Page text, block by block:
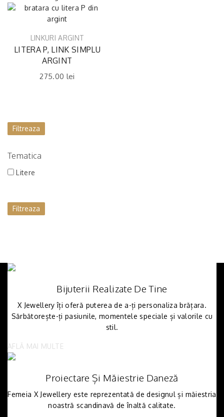
LINKURI ARGINT
LITERA P, LINK SIMPLU
ARGINT
275.00 lei
Filtreaza
Tematica
Litere
Filtreaza
Bijuterii Realizate De Tine
X Jewellery îți oferă puterea de a-ți personaliza brățara.
Sărbătorește-ți pasiunile, momentele speciale și valorile cu
stil.
AFLĂ MAI MULTE
Proiectare Și Măiestrie Daneză
Femeia X Jewellery este reprezentată de designul și măiestria
noastră scandinavă de înaltă calitate.